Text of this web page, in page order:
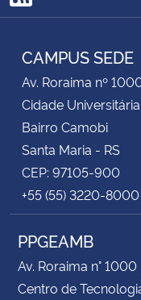
RSS
CAMPUS SEDE
Av. Roraima nº
Cidade Universitária
Bairro Camobi
Santa Maria - RS
CEP: 97105-900
+55 (55) 3220-8000
PPGEAMB
Av. Roraima n° 1000
Centro de